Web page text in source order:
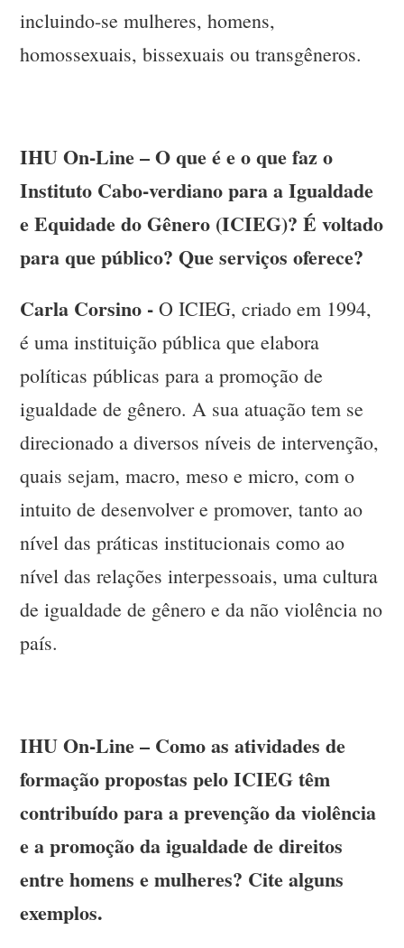
incluindo-se mulheres, homens,
homossexuais, bissexuais ou transgêneros.
IHU On-Line – O que é e o que faz o
Instituto Cabo-verdiano para a Igualdade
e Equidade do Gênero (ICIEG)? É voltado
para que público? Que serviços oferece?
Carla Corsino - O ICIEG, criado em 1994,
é uma instituição pública que elabora
políticas públicas para a promoção de
igualdade de gênero. A sua atuação tem se
direcionado a diversos níveis de intervenção,
quais sejam, macro, meso e micro, com o
intuito de desenvolver e promover, tanto ao
nível das práticas institucionais como ao
nível das relações interpessoais, uma cultura
de igualdade de gênero e da não violência no
país.
IHU On-Line – Como as atividades de
formação propostas pelo ICIEG têm
contribuído para a prevenção da violência
e a promoção da igualdade de direitos
entre homens e mulheres? Cite alguns
exemplos.